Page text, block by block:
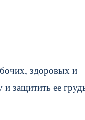
здоровых и
защитить ее